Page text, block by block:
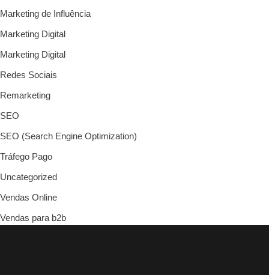
Marketing de Influência
Marketing Digital
Marketing Digital
Redes Sociais
Remarketing
SEO
SEO (Search Engine Optimization)
Tráfego Pago
Uncategorized
Vendas Online
Vendas para b2b